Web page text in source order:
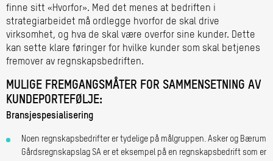
finne sitt «Hvorfor». Med det menes at bedriften i
strategiarbeidet må ordlegge hvorfor de skal drive
virksomhet, og hva de skal være overfor sine kunder. Dette
kan sette klare føringer for hvilke kunder som skal betjenes
fremover av regnskapsbedriften.
MULIGE FREMGANGSMÅTER FOR SAMMENSETNING AV
KUNDEPORTEFØLJE:
Bransjespesialisering
Noen regnskapsbedrifter er tydelige på målgruppen. Asker og Bærum
Gårdsregnskapslag SA er et eksempel på en regnskapsbedrift som er